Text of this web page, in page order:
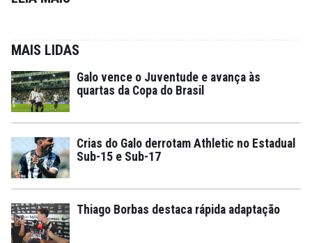
MAIS LIDAS
Galo vence o Juventude e avança às
quartas da Copa do Brasil
Crias do Galo derrotam Athletic no Estadual
Sub-15 e Sub-17
Thiago Borbas destaca rápida adaptação